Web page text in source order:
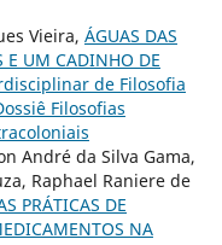
Vieira, ÁGUAS DAS
E UM CADINHO DE
de Filosofia
Filosofias
André da Silva Gama,
Raphael Raniere de
PRÁTICAS DE
NA